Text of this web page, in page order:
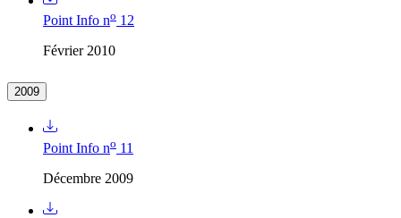
Point Info no 12
Février 2010
2009
Point Info no 11
Décembre 2009